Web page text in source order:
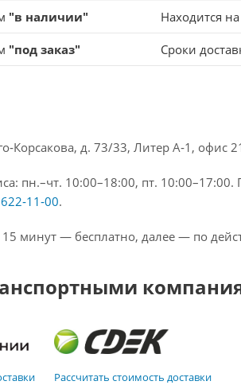
"в наличии" Находится
"под заказ" Сроки
д. 73/33, Литер А‑1, офис
пн.–чт. 10:00–18:00, пт.
.
минут — бесплатно, далее — по
Рассчитать стоимость доставки